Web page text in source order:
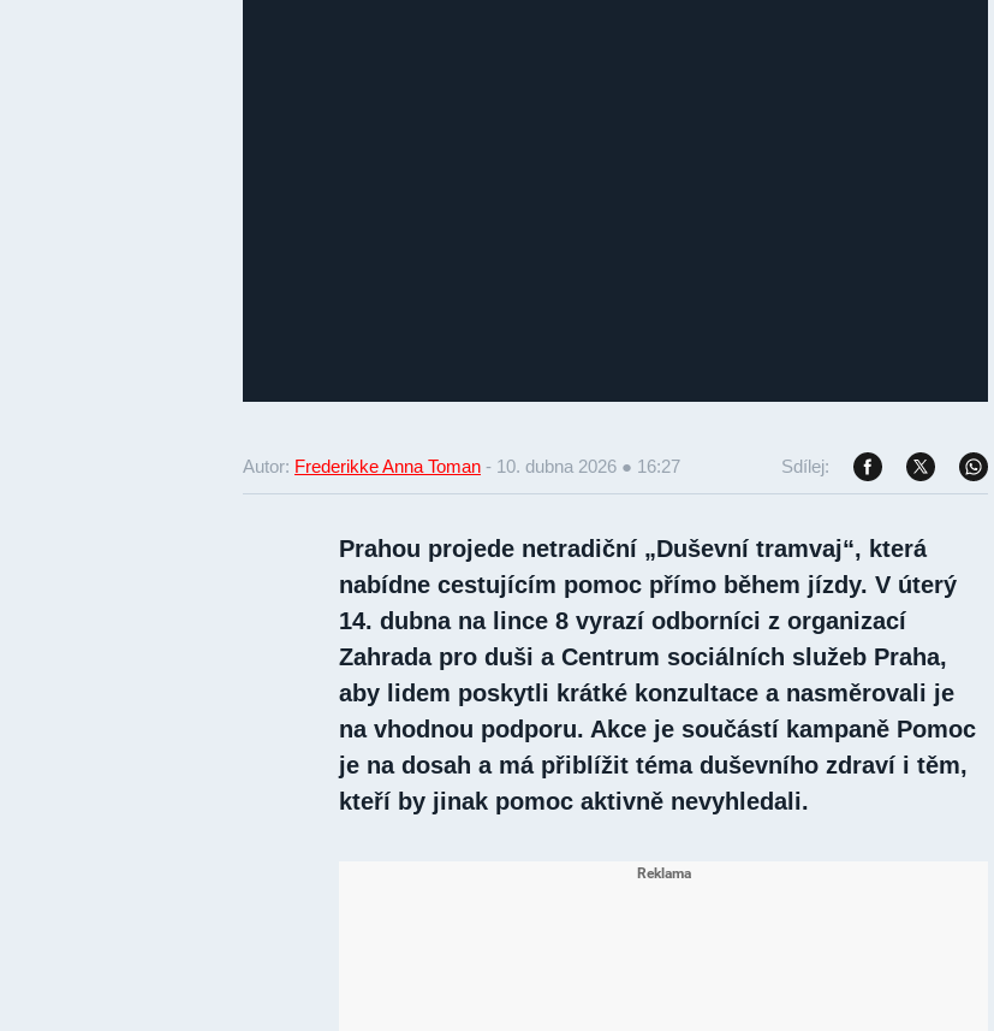
Autor: Frederikke Anna Toman - 10. dubna 2026 ● 16:27 Sdílej:
Prahou projede netradiční „Duševní tramvaj“, která
nabídne cestujícím pomoc přímo během jízdy. V úterý
14. dubna na lince 8 vyrazí odborníci z organizací
Zahrada pro duši a Centrum sociálních služeb Praha,
aby lidem poskytli krátké konzultace a nasměrovali je
na vhodnou podporu. Akce je součástí kampaně Pomoc
je na dosah a má přiblížit téma duševního zdraví i těm,
kteří by jinak pomoc aktivně nevyhledali.